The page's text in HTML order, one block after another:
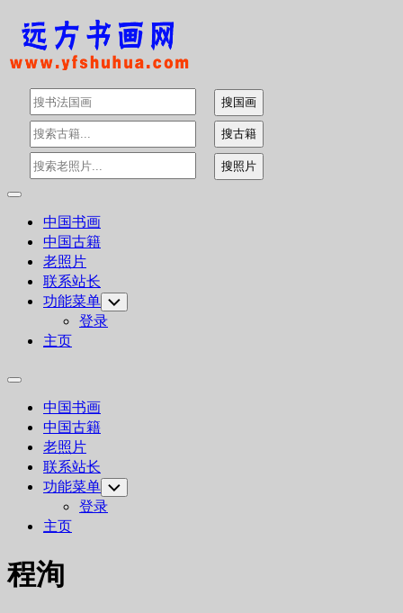
Skip
content
Expand
中国书画
中国古籍
老照片
联系站长
功能菜单 Toggle
Child
Menu
登录
主页
Expand
中国书画
中国古籍
老照片
联系站长
功能菜单 Toggle
Child
Menu
登录
主页
程洵